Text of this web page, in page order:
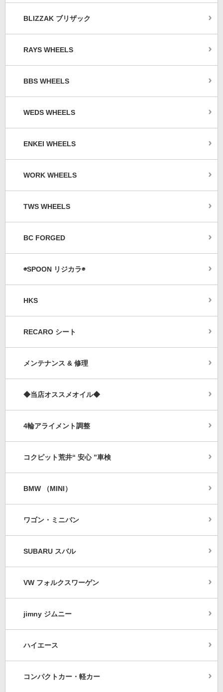
BLIZZAK ブリザック
RAYS WHEELS
BBS WHEELS
WEDS WHEELS
ENKEI WHEELS
WORK WHEELS
TWS WHEELS
BC FORGED
◉SPOON リジカラ◉
HKS
RECARO シート
メンテナンス & 修理
◆当店オススメオイル◆
4輪アライメント調整
コクピット荒井“ 安心 ”車検
BMW （MINI）
ワゴン・ミニバン
SUBARU スバル
VW フォルクスワーゲン
jimny ジムニー
ハイエース
コンパクトカー・軽カー